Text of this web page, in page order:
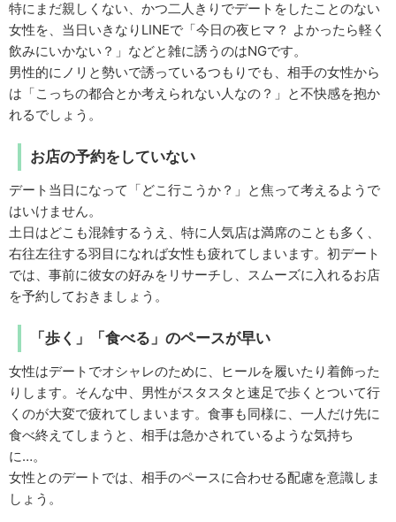
特にまだ親しくない、かつ二人きりでデートをしたことのない
女性を、当日いきなりLINEで「今日の夜ヒマ？ よかったら軽く
飲みにいかない？」などと雑に誘うのはNGです。
男性的にノリと勢いで誘っているつもりでも、相手の女性から
は「こっちの都合とか考えられない人なの？」と不快感を抱か
れるでしょう。
お店の予約をしていない
デート当日になって「どこ行こうか？」と焦って考えるようで
はいけません。
土日はどこも混雑するうえ、特に人気店は満席のことも多く、
右往左往する羽目になれば女性も疲れてしまいます。初デート
では、事前に彼女の好みをリサーチし、スムーズに入れるお店
を予約しておきましょう。
「歩く」「食べる」のペースが早い
女性はデートでオシャレのために、ヒールを履いたり着飾った
りします。そんな中、男性がスタスタと速足で歩くとついて行
くのが大変で疲れてしまいます。食事も同様に、一人だけ先に
食べ終えてしまうと、相手は急かされているような気持ち
に…。
女性とのデートでは、相手のペースに合わせる配慮を意識しま
しょう。